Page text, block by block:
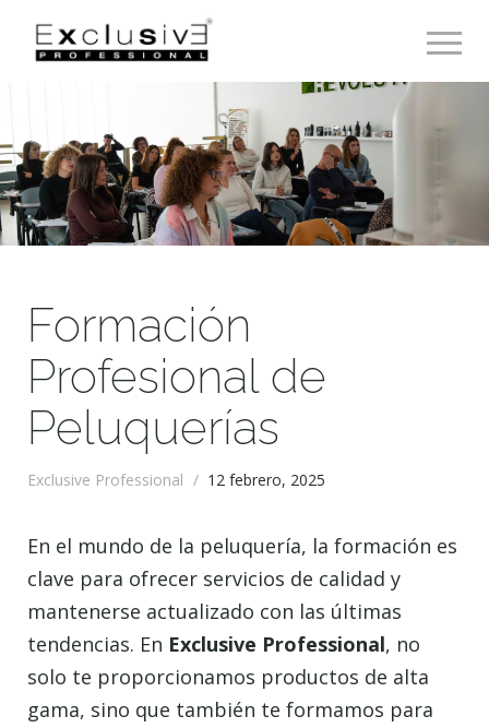
Formación
Profesional de
Peluquerías
Exclusive Professional / 12 febrero, 2025
En el mundo de la peluquería, la formación es
clave para ofrecer servicios de calidad y
mantenerse actualizado con las últimas
tendencias. En Exclusive Professional, no
solo te proporcionamos productos de alta
gama, sino que también te formamos para